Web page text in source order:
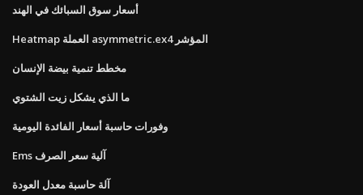
أسعار سوق السبائك في الهند
Heatmap العملة asymmetric.ex4 المؤشر
مخطط تنمية بيضة الإنسان
ما الذي يشكل زيت الشتوي
وفورات حاسبة أسعار الفائدة اليومية
Ems آلية سعر الصرف
آلة حاسبة معدل العودة